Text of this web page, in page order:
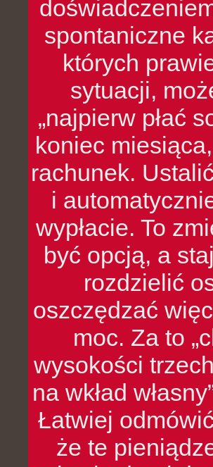
spontaniczne
których
sytuacji,
„najpierw płać
koniec
rachunek.
i
wypłacie. To
być opcją, a
rozdzielić
oszczędzać
moc. Za to
wysokości
na wkład
Łatwiej
że te